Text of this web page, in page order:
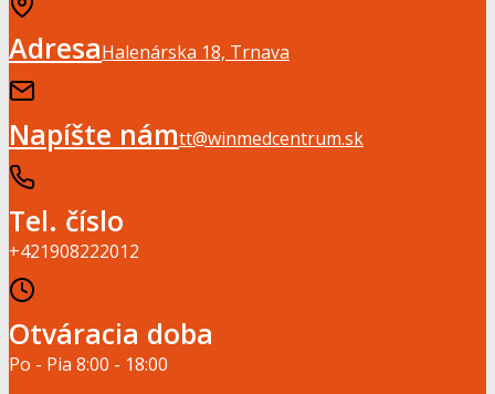
AdresaHalenárska 18, Trnava
Napíšte námtt@winmedcentrum.sk
Tel. číslo
+421908222012
Otváracia doba
Po - Pia 8:00 - 18:00